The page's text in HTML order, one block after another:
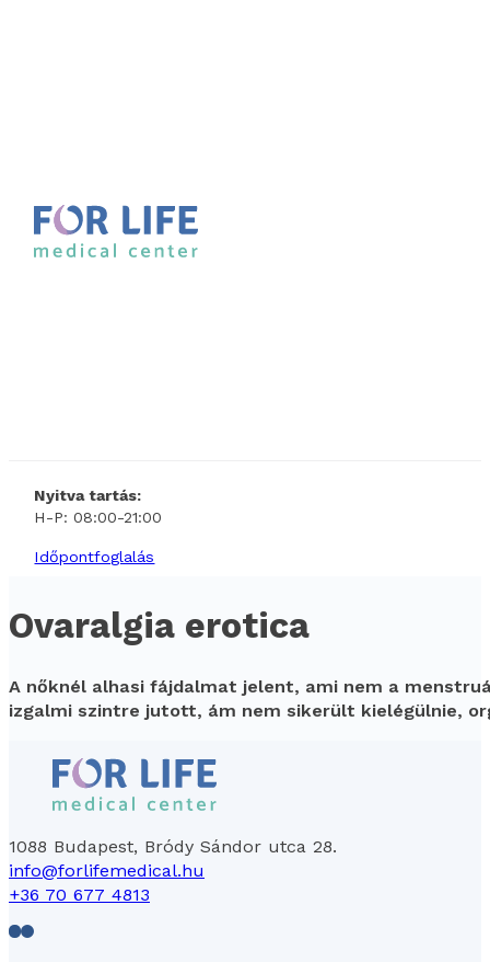
Nyitva tartás:
H-P: 08:00-21:00
Időpontfoglalás
Ovaralgia erotica
A nőknél alhasi fájdalmat jelent, ami nem a
izgalmi szintre jutott, ám nem sikerült kielégülnie,
1088 Budapest, Bródy Sándor utca 28.
info@forlifemedical.hu
+36 70 677 4813
Follow us on Facebook
Follow us on LinkedIn